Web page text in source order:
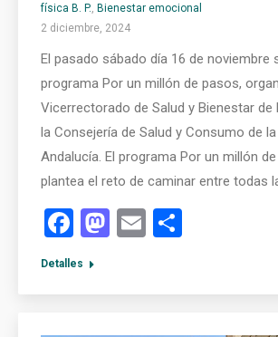
física B. P., Bienestar emocional
2 diciembre, 2024
El pasado sábado día 16 de noviembre
programa Por un millón de pasos,
Vicerrectorado de Salud y Bienestar de
la Consejería de Salud y Consumo de
Andalucía. El programa Por un millón
plantea el reto de caminar entre todas
Facebook
Mastodon
Email
Detalles